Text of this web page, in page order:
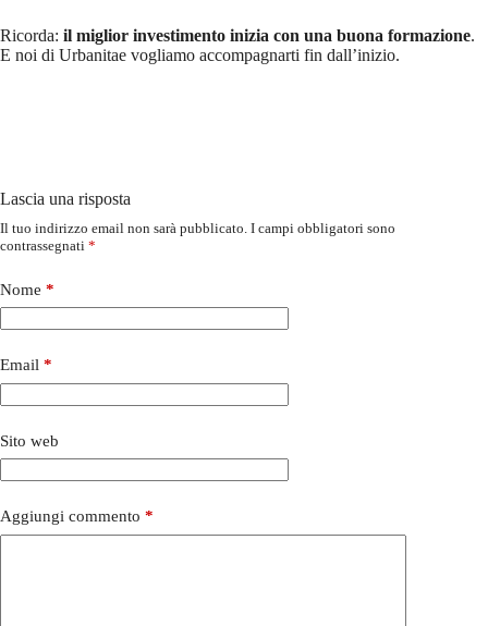
Ricorda: il miglior investimento inizia con una buona formazione.
E noi di Urbanitae vogliamo accompagnarti fin dall’inizio.
Lascia una risposta
Il tuo indirizzo email non sarà pubblicato. I campi obbligatori sono
contrassegnati *
Nome *
Email *
Sito web
Aggiungi commento *